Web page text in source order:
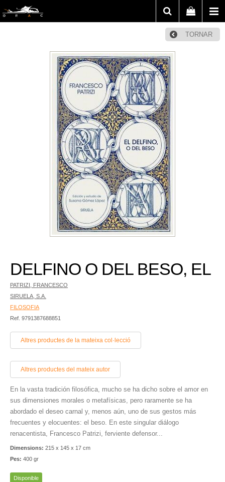
TORNAR
DELFINO O DEL BESO, EL
PATRIZI, FRANCESCO
SIRUELA, S.A.
FILOSOFIA
Ref. 9791387688851
Altres productes de la mateixa col·lecció
Altres productes del mateix autor
En la vasta tradición filosófica, mucho se ha dicho sobre el amor en
sus dimensiones morales o metafísicas, pero raramente se ha
abordado el deseo carnal y, menos aún, uno de sus gestos más
frecuentes y elocuentes: el beso. En este singular diálogo
renacentista, Francesco Patrizi, ferviente defensor...
Dimensions: 215 x 145 x 17 cm
Pes: 400 gr
Disponible